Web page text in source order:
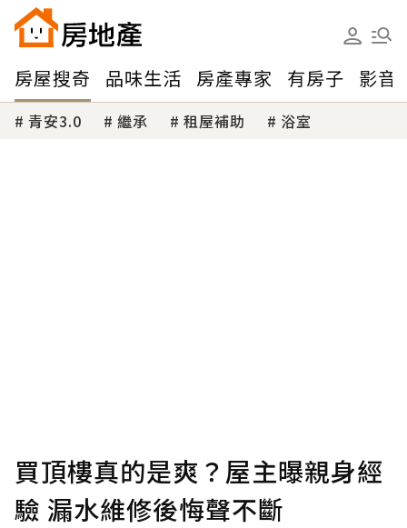
房屋搜奇 品味生活 房產專家 有房子 影音
青安3.0 繼承 租屋補助 浴室
買頂樓真的是爽？屋主曝親身經
驗 漏水維修後悔聲不斷